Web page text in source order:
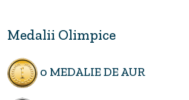
Medalii Olimpice
0 MEDALIE DE AUR